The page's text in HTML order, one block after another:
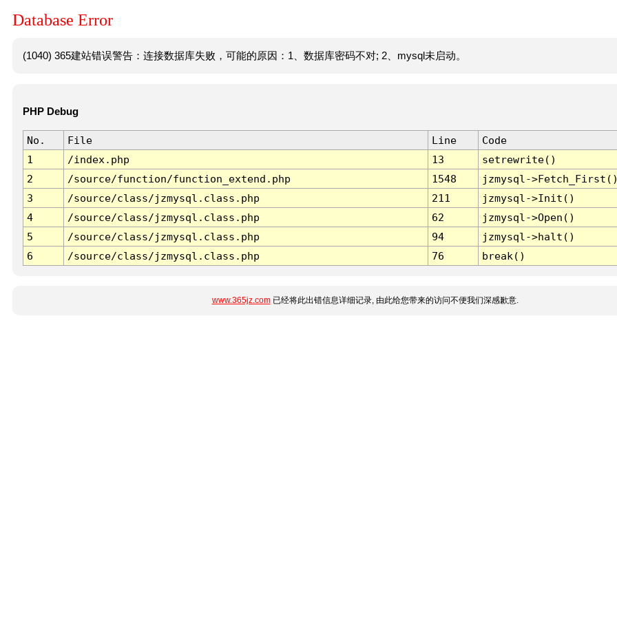
Database Error
(1040) 365建站错误警告：连接数据库失败，可能的原因：1、数据库密码不对; 2、mysql未启动。
PHP Debug
No. File Line
Code
1
/index.php 13
setrewrite()
2
/source/function/function_extend.php 1548
jzmysql-
3
/source/class/jzmysql.class.php 211
jzmysql->Init()
4
/source/class/jzmysql.class.php 62
jzmysql->Open()
5
/source/class/jzmysql.class.php 94
jzmysql->halt()
6
/source/class/jzmysql.class.php 76 break()
www.365jz.com已经将此出错信息详细记录, 由此给您带来的访问不便我们深感歉意.